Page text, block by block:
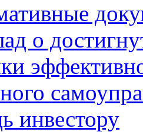
о
инвестору